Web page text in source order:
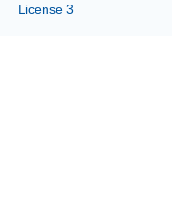
License 3